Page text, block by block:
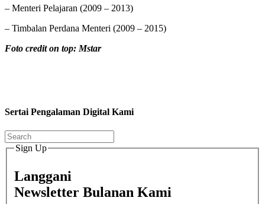
– Menteri Pelajaran (2009 – 2013)
– Timbalan Perdana Menteri (2009 – 2015)
Foto credit on top: Mstar
Sertai Pengalaman Digital Kami
Sign Up
Langgani
Newsletter Bulanan Kami